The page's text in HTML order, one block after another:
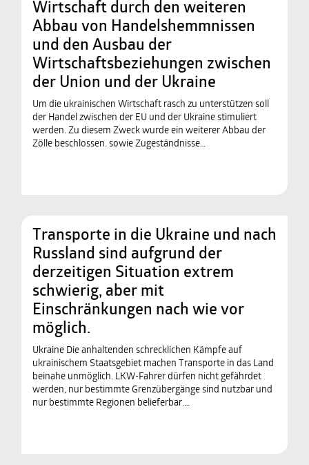
Wirtschaft durch den weiteren
Abbau von Handelshemmnissen
und den Ausbau der
Wirtschaftsbeziehungen zwischen
der Union und der Ukraine
Um die ukrainischen Wirtschaft rasch zu unterstützen soll
der Handel zwischen der EU und der Ukraine stimuliert
werden. Zu diesem Zweck wurde ein weiterer Abbau der
Zölle beschlossen. sowie Zugeständnisse…
Transporte in die Ukraine und nach
Russland sind aufgrund der
derzeitigen Situation extrem
schwierig, aber mit
Einschränkungen nach wie vor
möglich.
Ukraine Die anhaltenden schrecklichen Kämpfe auf
ukrainischem Staatsgebiet machen Transporte in das Land
beinahe unmöglich. LKW-Fahrer dürfen nicht gefährdet
werden, nur bestimmte Grenzübergänge sind nutzbar und
nur bestimmte Regionen belieferbar.…